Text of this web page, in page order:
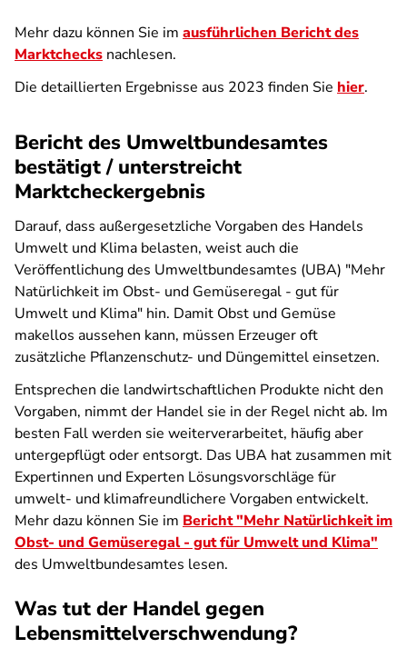
Mehr dazu können Sie im ausführlichen Bericht des
Marktchecks nachlesen.
Die detaillierten Ergebnisse aus 2023 finden Sie hier.
Bericht des Umweltbundesamtes
bestätigt / unterstreicht
Marktcheckergebnis
Darauf, dass außergesetzliche Vorgaben des Handels
Umwelt und Klima belasten, weist auch die
Veröffentlichung des Umweltbundesamtes (UBA) "Mehr
Natürlichkeit im Obst- und Gemüseregal - gut für
Umwelt und Klima" hin. Damit Obst und Gemüse
makellos aussehen kann, müssen Erzeuger oft
zusätzliche Pflanzenschutz- und Düngemittel einsetzen.
Entsprechen die landwirtschaftlichen Produkte nicht den
Vorgaben, nimmt der Handel sie in der Regel nicht ab. Im
besten Fall werden sie weiterverarbeitet, häufig aber
untergepflügt oder entsorgt. Das UBA hat zusammen mit
Expertinnen und Experten Lösungsvorschläge für
umwelt- und klimafreundlichere Vorgaben entwickelt.
Mehr dazu können Sie im Bericht "Mehr Natürlichkeit im
Obst- und Gemüseregal - gut für Umwelt und Klima"
des Umweltbundesamtes lesen.
Was tut der Handel gegen
Lebensmittelverschwendung?